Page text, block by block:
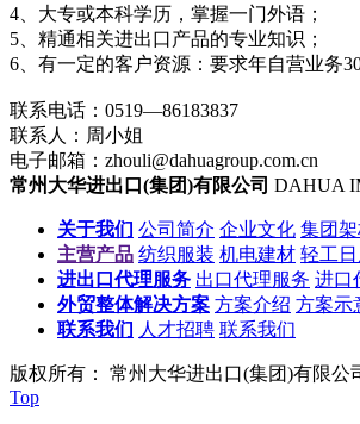
4、大专或本科学历，掌握一门外语；
5、精通相关进出口产品的专业知识；
6、有一定的客户资源：要求年自营业务
联系电话：0519—86183837
联系人：周小姐
电子邮箱：zhouli@dahuagroup.com.cn
常州大华进出口(集团)有限公司 DAHUA
关于我们 公司简介 企业文化 集团
主营产品 纺织服装 机电建材 轻工日
进出口代理服务 出口代理服务 进口
外贸整体解决方案 方案介绍 方案示
联系我们 人才招聘 联系我们
版权所有： 常州大华进出口(集团)有限公
Top